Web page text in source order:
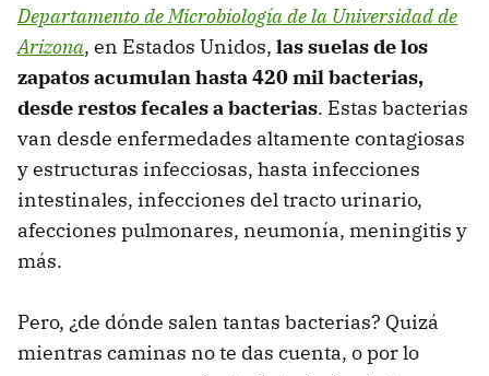
Departamento de Microbiología de la Universidad de
Arizona, en Estados Unidos, las suelas de los
zapatos acumulan hasta 420 mil bacterias,
desde restos fecales a bacterias. Estas bacterias
van desde enfermedades altamente contagiosas
y estructuras infecciosas, hasta infecciones
intestinales, infecciones del tracto urinario,
afecciones pulmonares, neumonía, meningitis y
más.
Pero, ¿de dónde salen tantas bacterias? Quizá
mientras caminas no te das cuenta, o por lo